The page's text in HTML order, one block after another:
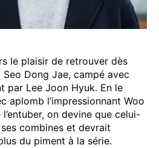
le plaisir de retrouver dès
Seo Dong Jae, campé avec
par Lee Joon Hyuk. En le
aplomb l’impressionnant Woo
on devine que celui-
combines et devrait
du piment à la série.